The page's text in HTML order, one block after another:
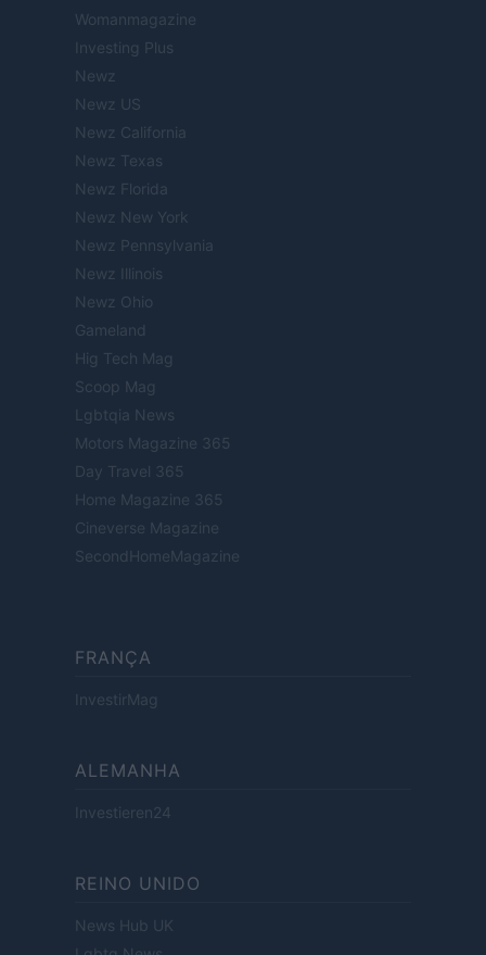
Womanmagazine
Investing Plus
Newz
Newz US
Newz California
Newz Texas
Newz Florida
Newz New York
Newz Pennsylvania
Newz Illinois
Newz Ohio
Gameland
Hig Tech Mag
Scoop Mag
Lgbtqia News
Motors Magazine 365
Day Travel 365
Home Magazine 365
Cineverse Magazine
SecondHomeMagazine
FRANÇA
InvestirMag
ALEMANHA
Investieren24
REINO UNIDO
News Hub UK